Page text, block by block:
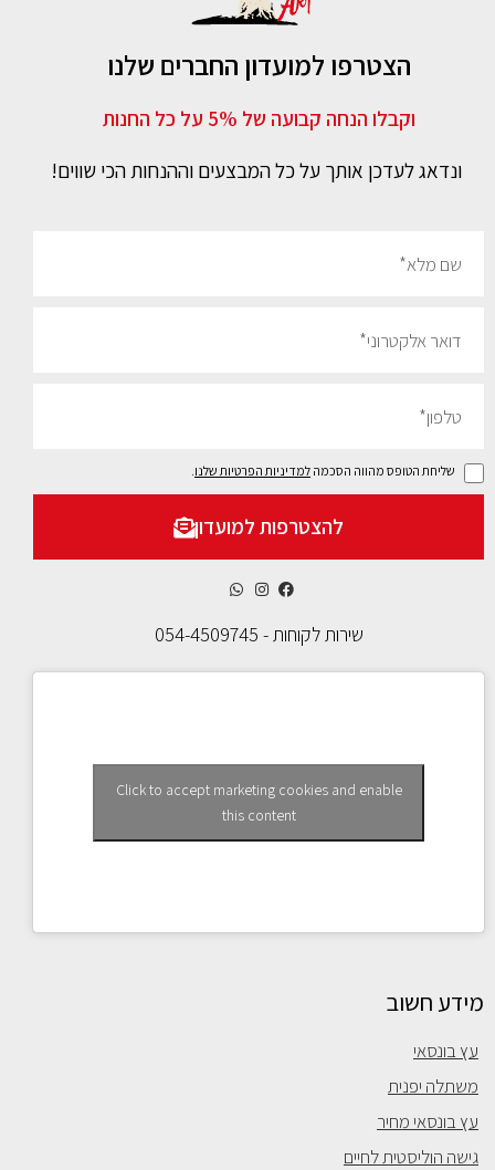
הצטרפו למועדון החברים שלנו
וקבלו הנחה קבועה של 5% על כל החנות
ונדאג לעדכן אותך על כל המבצעים וההנחות הכי שווים!
שליחת הטופס מהווה הסכמה למדיניות הפרטיות שלנו.
להצטרפות למועדון
שירות לקוחות - 054-4509745
Click to accept marketing cookies and enable
this content
מידע חשוב
עץ בונסאי
משתלה יפנית
עץ בונסאי מחיר
גישה הוליסטית לחיים